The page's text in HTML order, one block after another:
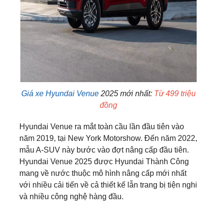
Giá xe Hyundai Venue 2025 mới nhất: Từ 499 triệu
đồng
Hyundai Venue ra mắt toàn cầu lần đầu tiên vào
năm 2019, tại New York Motorshow. Đến năm 2022,
mẫu A-SUV này bước vào đợt nâng cấp đầu tiên.
Hyundai Venue 2025 được Hyundai Thành Công
mang về nước thuộc mô hình nâng cấp mới nhất
với nhiều cải tiến về cả thiết kế lẫn trang bị tiện nghi
và nhiều công nghệ hàng đầu.